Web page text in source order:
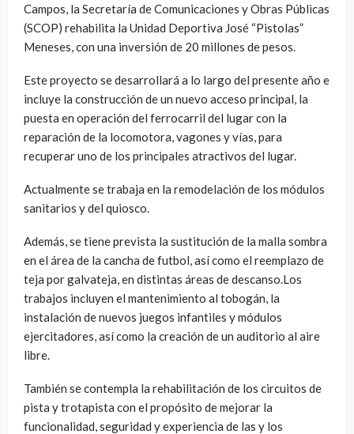
Campos, la Secretaría de Comunicaciones y Obras Públicas
(SCOP) rehabilita la Unidad Deportiva José “Pistolas”
Meneses, con una inversión de 20 millones de pesos.
Este proyecto se desarrollará a lo largo del presente año e
incluye la construcción de un nuevo acceso principal, la
puesta en operación del ferrocarril del lugar con la
reparación de la locomotora, vagones y vías, para
recuperar uno de los principales atractivos del lugar.
Actualmente se trabaja en la remodelación de los módulos
sanitarios y del quiosco.
Además, se tiene prevista la sustitución de la malla sombra
en el área de la cancha de futbol, así como el reemplazo de
teja por galvateja, en distintas áreas de descanso.Los
trabajos incluyen el mantenimiento al tobogán, la
instalación de nuevos juegos infantiles y módulos
ejercitadores, así como la creación de un auditorio al aire
libre.
También se contempla la rehabilitación de los circuitos de
pista y trotapista con el propósito de mejorar la
funcionalidad, seguridad y experiencia de las y los